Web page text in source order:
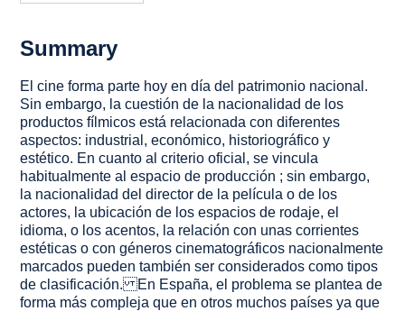
Summary
El cine forma parte hoy en día del patrimonio nacional.
Sin embargo, la cuestión de la nacionalidad de los
productos fílmicos está relacionada con diferentes
aspectos: industrial, económico, historiográfico y
estético. En cuanto al criterio oficial, se vincula
habitualmente al espacio de producción ; sin embargo,
la nacionalidad del director de la película o de los
actores, la ubicación de los espacios de rodaje, el
idioma, o los acentos, la relación con unas corrientes
estéticas o con géneros cinematográficos nacionalmente
marcados pueden también ser considerados como tipos
de clasificación. En España, el problema se plantea de
forma más compleja que en otros muchos países ya que